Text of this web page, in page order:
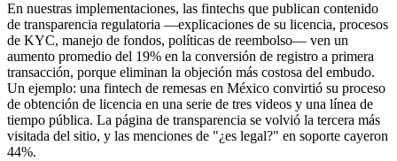
En nuestras implementaciones, las fintechs que publican contenido
de transparencia regulatoria —explicaciones de su licencia, procesos
de KYC, manejo de fondos, políticas de reembolso— ven un
aumento promedio del 19% en la conversión de registro a primera
transacción, porque eliminan la objeción más costosa del embudo.
Un ejemplo: una fintech de remesas en México convirtió su proceso
de obtención de licencia en una serie de tres videos y una línea de
tiempo pública. La página de transparencia se volvió la tercera más
visitada del sitio, y las menciones de "¿es legal?" en soporte cayeron
44%.